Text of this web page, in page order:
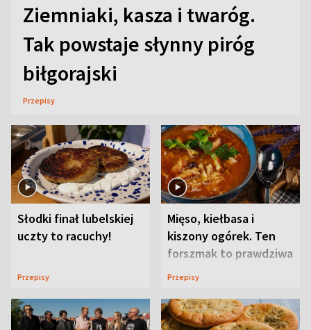
Ziemniaki, kasza i twaróg.
Tak powstaje słynny piróg
biłgorajski
Przepisy
Słodki finał lubelskiej
uczty to racuchy!
Przepisy
Mięso, kiełbasa i
kiszony ogórek. Ten
forszmak to prawdziwa
uczta
Przepisy